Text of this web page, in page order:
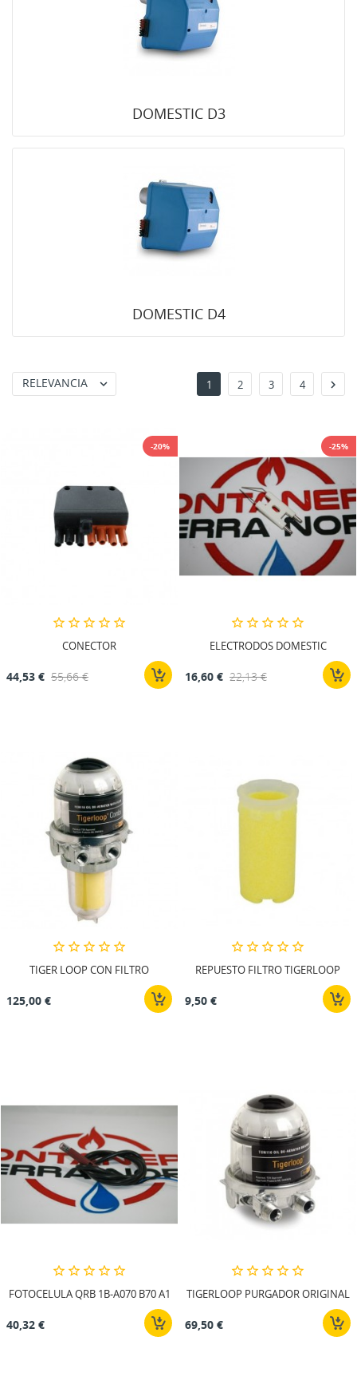
DOMESTIC D3
DOMESTIC D4
RELEVANCIA  1 2 3 4 
-20%
CONECTOR
44,53 € 55,66 €
-25%
ELECTRODOS DOMESTIC
16,60 € 22,13 €
TIGER LOOP CON FILTRO
125,00 €
REPUESTO FILTRO TIGERLOOP
9,50 €
FOTOCELULA QRB 1B-A070 B70 A1
40,32 €
TIGERLOOP PURGADOR ORIGINAL
69,50 €